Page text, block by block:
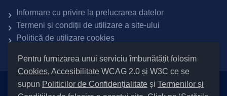
Pentru furnizarea unui serviciu îmbunătățit folosim
Cookies, Accesibilitate WCAG 2.0 și W3C ce se
supun Politicilor de Confidențialitate și Termenilor și
Informare cu privire la prelucrarea datelor
Termeni și condiții de utilizare a site-ului
Politică de utilizare cookies
Setări Cookies și Accesibilitate